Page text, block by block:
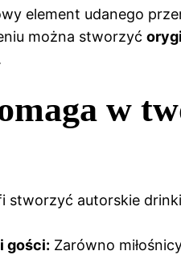
element udanego
można stworzyć
w
stworzyć autorskie
gości: Zarówno